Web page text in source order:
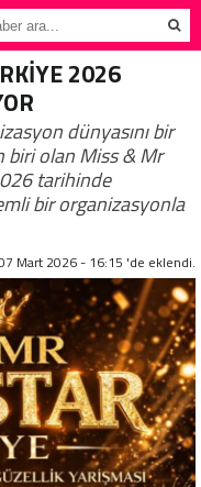
2026
dünyasını bir
olan Miss & Mr
tarihinde
bir organizasyonla
Mart 2026 - 16:15 'de eklendi.